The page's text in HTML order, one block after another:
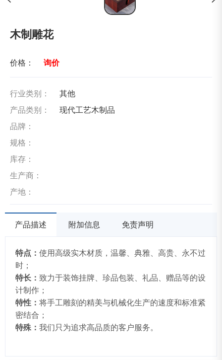
木制雕花
价格： 询价
行业类别：
其他
产品类别：
现代工艺木制品
品牌：
规格：
库存：
生产商：
产地：
产品描述 附加信息 免责声明
特点： 使用高级实木材质，温馨、典雅、高贵、永不过
时；
特长： 致力于装饰挂牌、珍品包装、礼品、赠品等的设
计制作；
特性： 将手工雕刻的精美与机械化生产的速度和标准紧
密结合；
特殊： 我们只为追求高品质的客户服务。